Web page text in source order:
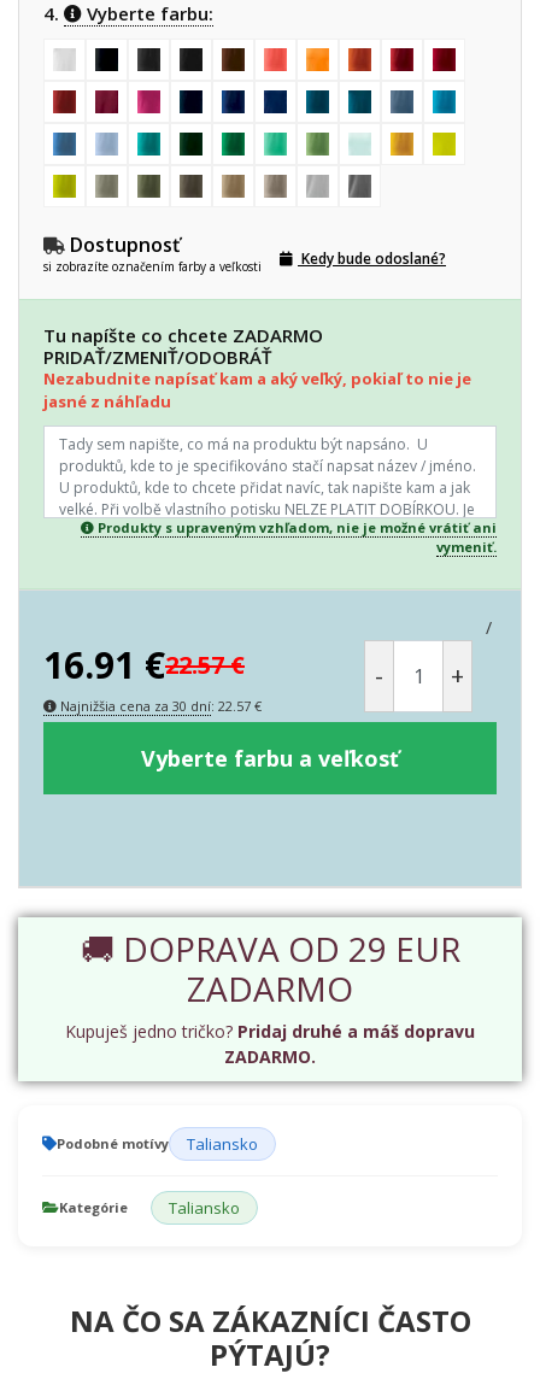
4. Vyberte farbu:
Dostupnosť
si zobrazíte označením farby a veľkosti Kedy bude odoslané?
Tu napíšte co chcete ZADARMO
PRIDAŤ/ZMENIŤ/ODOBRÁŤ
Nezabudnite napísať kam a aký veľký, pokiaľ to nie je
jasné z náhľadu
Produkty s upraveným vzhľadom, nie je možné vrátiť ani
vymeniť.
/
16.91 €22.57€
Najnižšia cena za 30 dní: 22.57 €
- +
Vyberte farbu a veľkosť
🚚 DOPRAVA OD 29 EUR
ZADARMO
Kupuješ jedno tričko? Pridaj druhé a máš dopravu
ZADARMO.
Podobné motívy Taliansko
Kategórie Taliansko
NA ČO SA ZÁKAZNÍCI ČASTO
PÝTAJÚ?